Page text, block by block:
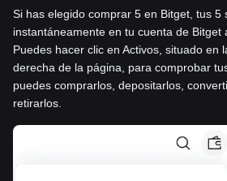
Si has elegido comprar 5 en Bitget, tus 5
instantáneamente en tu cuenta de Bitget
Puedes hacer clic en Activos, situado en
derecha de la página, para comprobar
puedes comprarlos, depositarlos,
retirarlos.